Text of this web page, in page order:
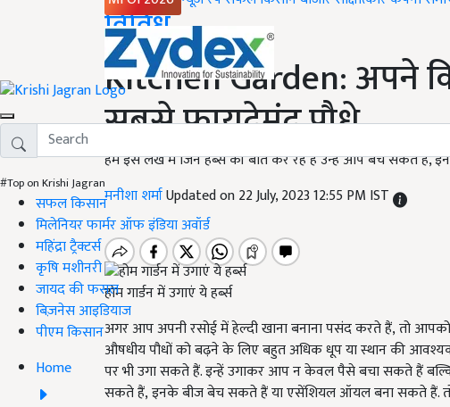
#Top on Krishi Jagran
सफल किसान
मिलेनियर फार्मर ऑफ इंडिया अवॉर्ड
महिंद्रा ट्रैक्टर्स
कृषि मशीनरी
जायद की फसल
बिज़नेस आइडियाज
पीएम किसान
Home
विविध
Kitchen Garden: अपने
सबसे फ़ायदेमंद पौधे
हम इस लेख में जिन हर्ब्स की बात कर रहे हैं उन्हें आप बेच सकते
मनीशा शर्माUpdated on 22 July, 2023 12:55 PM IST
होम गार्डन में उगाएं ये हर्ब्स
अगर आप अपनी रसोई में हेल्दी खाना बनाना पसंद करते हैं,तो आपको
औषधीय पौधों को बढ़ने के लिए बहुत अधिक धूप या स्थान की
पर भी उगा सकते हैं. इन्हें उगाकर आप न केवल पैसे बचा सकते हैं
सकते हैं,इनकेबीज बेच सकते हैं या एसेंशियल ऑयल बना सकते हैं.